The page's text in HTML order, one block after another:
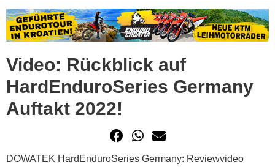
Video: Rückblick auf
HardEnduroSeries Germany
Auftakt 2022!
DOWATEK HardEnduroSeries Germany: Reviewvideo